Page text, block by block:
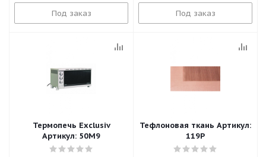
Под заказ Под заказ
Термопечь Exclusiv
Артикул: 50M9
Тефлоновая ткань Артикул:
119P